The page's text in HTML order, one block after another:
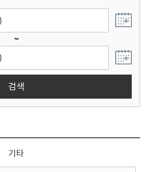
~
검색
기타